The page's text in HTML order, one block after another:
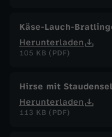
Käse-Lauch-
Herunterladen
105 KB (PDF)
Hirse mit
Herunterladen
113 KB (PDF)